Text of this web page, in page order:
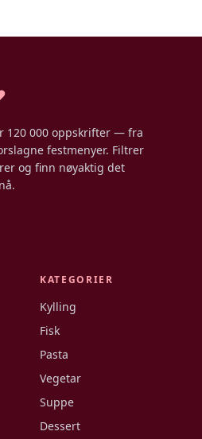
120 000 oppskrifter — fra
festmenyer. Filtrer
og finn nøyaktig det
KATEGORIER
Kylling
Fisk
Pasta
Vegetar
Suppe
Dessert